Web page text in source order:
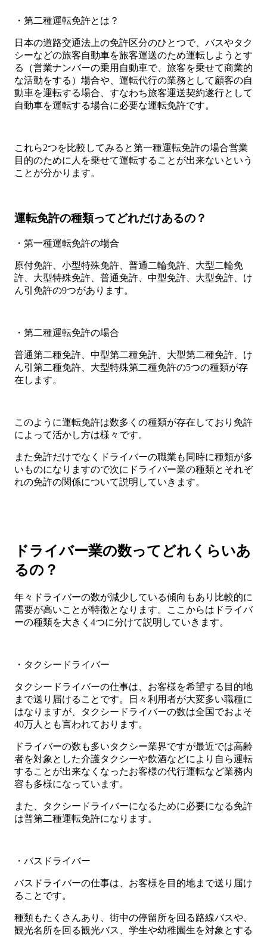
・第二種運転免許とは？
日本の道路交通法上の免許区分のひとつで、バスやタク
シーなどの旅客自動車を旅客運送のため運転しようとす
る（営業ナンバーの乗用自動車で、旅客を乗せて商業的
な活動をする）場合や、運転代行の業務として顧客の自
動車を運転する場合、すなわち旅客運送契約遂行として
自動車を運転する場合に必要な運転免許です。
これら2つを比較してみると第一種運転免許の場合営業
目的のために人を乗せて運転することが出来ないという
ことが分かります。
運転免許の種類ってどれだけあるの？
・第一種運転免許の場合
原付免許、小型特殊免許、普通二輪免許、大型二輪免
許、大型特殊免許、普通免許、中型免許、大型免許、け
ん引免許の9つがあります。
・第二種運転免許の場合
普通第二種免許、中型第二種免許、大型第二種免許、け
ん引第二種免許、大型特殊第二種免許の5つの種類が存
在します。
このように運転免許は数多くの種類が存在しており免許
によって活かし方は様々です。
また免許だけでなくドライバーの職業も同時に種類が多
いものになりますので次にドライバー業の種類とそれぞ
れの免許の関係について説明していきます。
ドライバー業の数ってどれくらいあ
るの？
年々ドライバーの数が減少している傾向もあり比較的に
需要が高いことが特徴となります。ここからはドライバ
ーの種類を大きく4つに分けて説明していきます。
・タクシードライバー
タクシードライバーの仕事は、お客様を希望する目的地
まで送り届けることです。日々利用者が大変多い職種に
はなりますが、タクシードライバーの数は全国でおよそ
40万人とも言われております。
ドライバーの数も多いタクシー業界ですが最近では高齢
者を対象とした介護タクシーや飲酒などにより自ら運転
することが出来なくなったお客様の代行運転など業務内
容も多様になっています。
また、タクシードライバーになるために必要になる免許
は普第二種運転免許になります。
・バスドライバー
バスドライバーの仕事は、お客様を目的地まで送り届け
ることです。
種類もたくさんあり、街中の停留所を回る路線バスや、
観光名所を回る観光バス、学生や幼稚園生を対象とする